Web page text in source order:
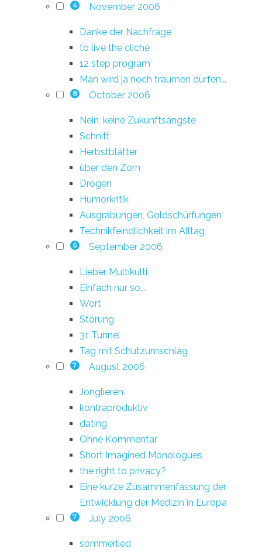
4 November 2006
Danke der Nachfrage
to live the cliché
12 step program
Man wird ja noch träumen dürfen...
8 October 2006
Nein, keine Zukunftsängste
Schnitt
Herbstblätter
über den Zorn
Drogen
Humorkritik
Ausgrabungen, Goldschürfungen
Technikfeindlichkeit im Alltag
6 September 2006
Lieber Multikulti
Einfach nur so...
Wort
Störung
31 Tunnel
Tag mit Schutzumschlag
7 August 2006
Jonglieren
kontraproduktiv
dating
Ohne Kommentar
Short Imagined Monologues
the right to privacy?
Eine kurze Zusammenfassung der
Entwicklung der Medizin in Europa
7 July 2006
sommerlied